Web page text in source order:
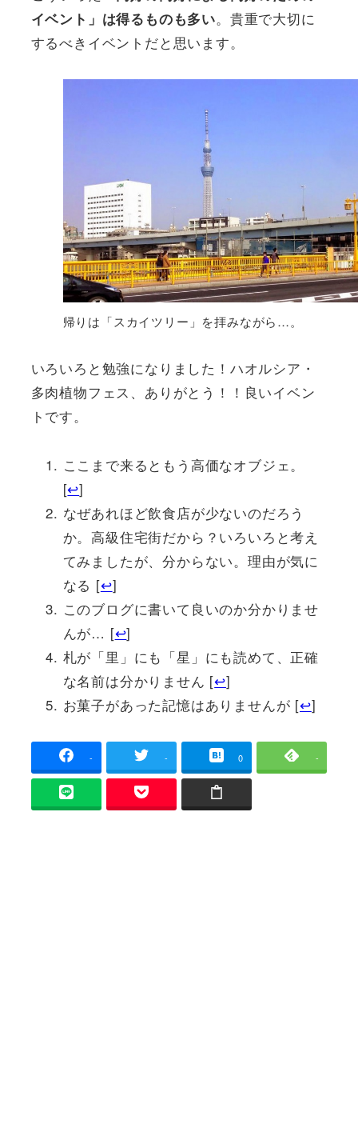
イベント」は得るものも多い。貴重で大切に
するべきイベントだと思います。
帰りは「スカイツリー」を拝みながら…。
いろいろと勉強になりました！ハオルシア・
多肉植物フェス、ありがとう！！良いイベン
トです。
ここまで来るともう高価なオブジェ。
[↩]
なぜあれほど飲食店が少ないのだろう
か。高級住宅街だから？いろいろと考え
てみましたが、分からない。理由が気に
なる [↩]
このブログに書いて良いのか分かりませ
んが… [↩]
札が「里」にも「星」にも読めて、正確
な名前は分かりません [↩]
お菓子があった記憶はありませんが [↩]
- - 0 -